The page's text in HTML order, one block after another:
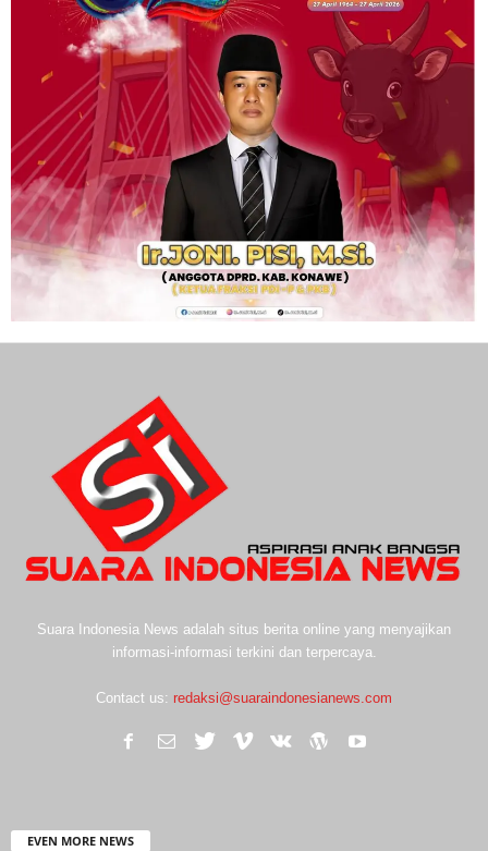
Suara Indonesia News adalah situs berita online yang menyajikan
informasi-informasi terkini dan terpercaya.
Contact us: redaksi@suaraindonesianews.com
EVEN MORE NEWS